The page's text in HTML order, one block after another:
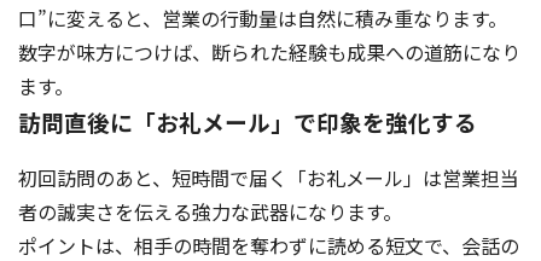
口”に変えると、営業の行動量は自然に積み重なります。
数字が味方につけば、断られた経験も成果への道筋になり
ます。
訪問直後に「お礼メール」で印象を強化する
初回訪問のあと、短時間で届く「お礼メール」は営業担当
者の誠実さを伝える強力な武器になります。
ポイントは、相手の時間を奪わずに読める短文で、会話の